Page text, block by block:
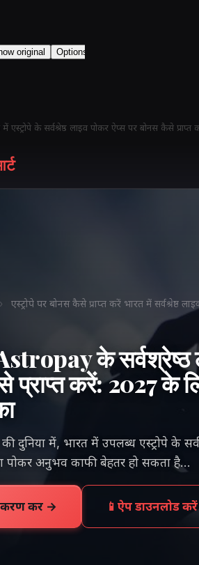
में एस्ट्रोपे के सर्वश्रेष्ठ लाइव पोकर ऐप्स पर बोनस कैसे
› एस्ट्रोपे पर बोनस कैसे प्राप्त करें भारत में
के सर्वश्रेष्ठ
प्राप्त करें: 2027 के
दुनिया में, भारत में उपलब्ध एस्ट्रोपे के
अनुभव काफी बेहतर हो सकता है...
करें → 📱 ऐप डाउनलोड करें